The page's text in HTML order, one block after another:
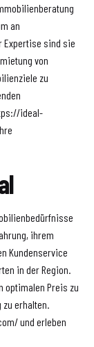
an
Expertise sind sie
von
zu
ideal-
ihrem
Kundenservice
in der Region.
optimalen Preis zu
zu erhalten.
und erleben